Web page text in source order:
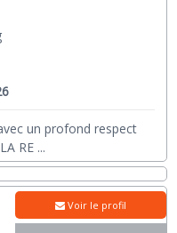
un profond respect
RE ...
Voir le profil